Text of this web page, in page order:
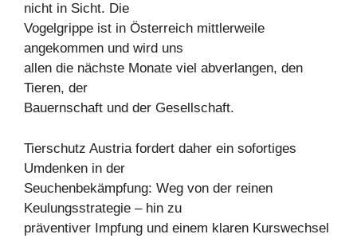
nicht in Sicht. Die
Vogelgrippe ist in Österreich mittlerweile
angekommen und wird uns
allen die nächste Monate viel abverlangen, den
Tieren, der
Bauernschaft und der Gesellschaft.
Tierschutz Austria fordert daher ein sofortiges
Umdenken in der
Seuchenbekämpfung: Weg von der reinen
Keulungsstrategie – hin zu
präventiver Impfung und einem klaren Kurswechsel